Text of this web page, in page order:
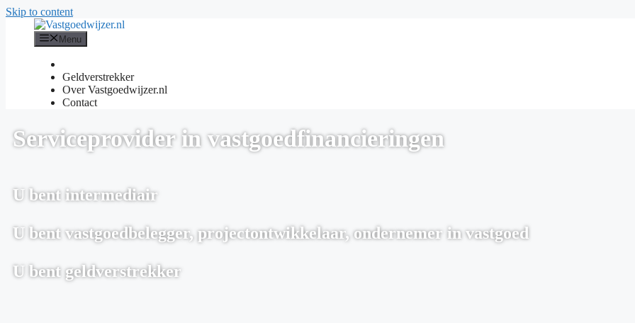
Skip to content
Menu
Geldverstrekker
Over Vastgoedwijzer.nl
Contact
Serviceprovider in vastgoedfinancieringen
U bent intermediair
U bent vastgoedbelegger, projectontwikkelaar, ondernemer in vastgoed
U bent geldverstrekker